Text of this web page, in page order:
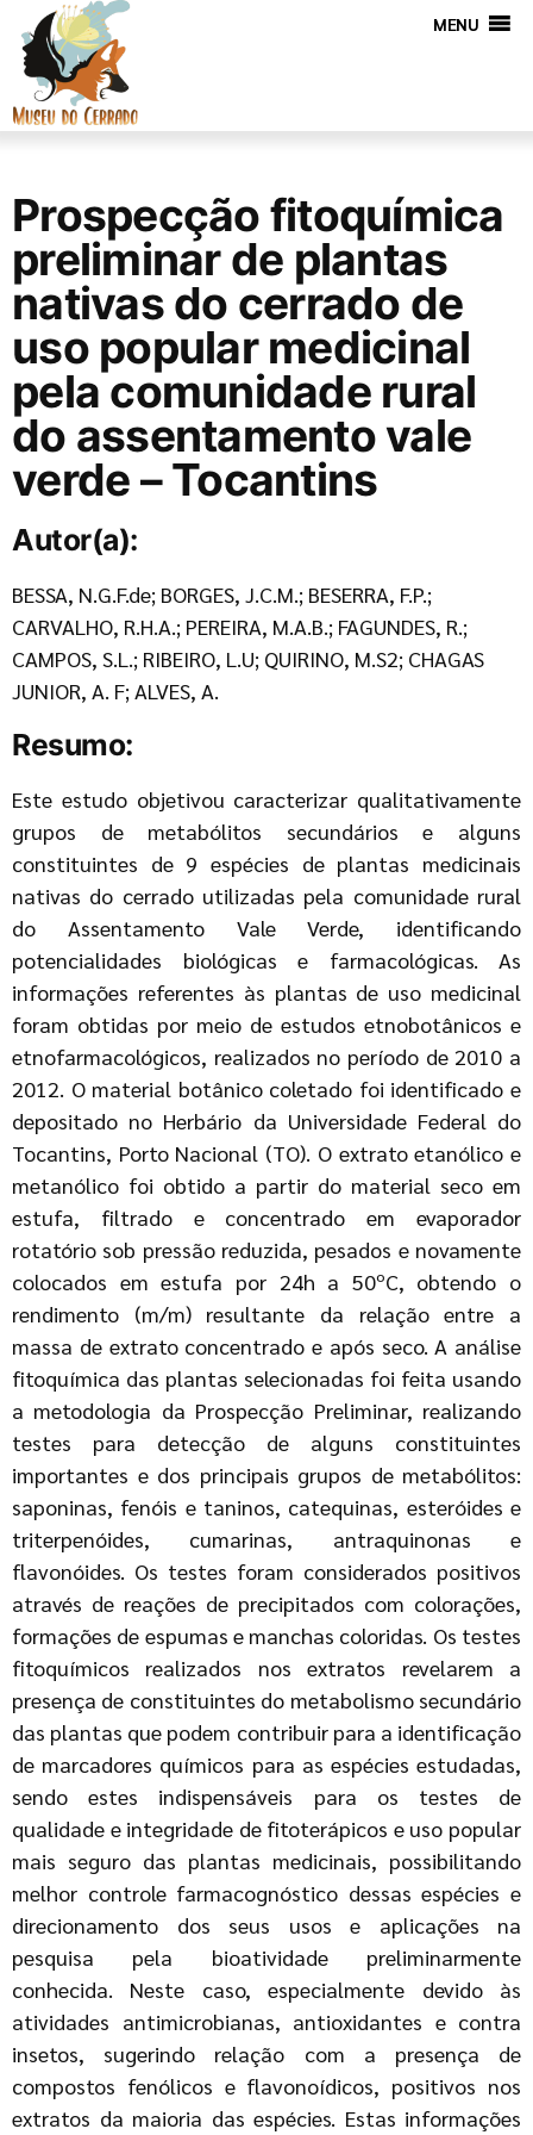
MENU
Prospecção fitoquímica
preliminar de plantas
nativas do cerrado de
uso popular medicinal
pela comunidade rural
do assentamento vale
verde – Tocantins
Autor(a):
BESSA, N.G.F.de; BORGES, J.C.M.; BESERRA, F.P.;
CARVALHO, R.H.A.; PEREIRA, M.A.B.; FAGUNDES, R.;
CAMPOS, S.L.; RIBEIRO, L.U; QUIRINO, M.S2; CHAGAS
JUNIOR, A. F; ALVES, A.
Resumo:
Este estudo objetivou caracterizar qualitativamente
grupos de metabólitos secundários e alguns
constituintes de 9 espécies de plantas medicinais
nativas do cerrado utilizadas pela comunidade rural
do Assentamento Vale Verde, identificando
potencialidades biológicas e farmacológicas. As
informações referentes às plantas de uso medicinal
foram obtidas por meio de estudos etnobotânicos e
etnofarmacológicos, realizados no período de 2010 a
2012. O material botânico coletado foi identificado e
depositado no Herbário da Universidade Federal do
Tocantins, Porto Nacional (TO). O extrato etanólico e
metanólico foi obtido a partir do material seco em
estufa, filtrado e concentrado em evaporador
rotatório sob pressão reduzida, pesados e novamente
colocados em estufa por 24h a 50ºC, obtendo o
rendimento (m/m) resultante da relação entre a
massa de extrato concentrado e após seco. A análise
fitoquímica das plantas selecionadas foi feita usando
a metodologia da Prospecção Preliminar, realizando
testes para detecção de alguns constituintes
importantes e dos principais grupos de metabólitos:
saponinas, fenóis e taninos, catequinas, esteróides e
triterpenóides, cumarinas, antraquinonas e
flavonóides. Os testes foram considerados positivos
através de reações de precipitados com colorações,
formações de espumas e manchas coloridas. Os testes
fitoquímicos realizados nos extratos revelarem a
presença de constituintes do metabolismo secundário
das plantas que podem contribuir para a identificação
de marcadores químicos para as espécies estudadas,
sendo estes indispensáveis para os testes de
qualidade e integridade de fitoterápicos e uso popular
mais seguro das plantas medicinais, possibilitando
melhor controle farmacognóstico dessas espécies e
direcionamento dos seus usos e aplicações na
pesquisa pela bioatividade preliminarmente
conhecida. Neste caso, especialmente devido às
atividades antimicrobianas, antioxidantes e contra
insetos, sugerindo relação com a presença de
compostos fenólicos e flavonoídicos, positivos nos
extratos da maioria das espécies. Estas informações